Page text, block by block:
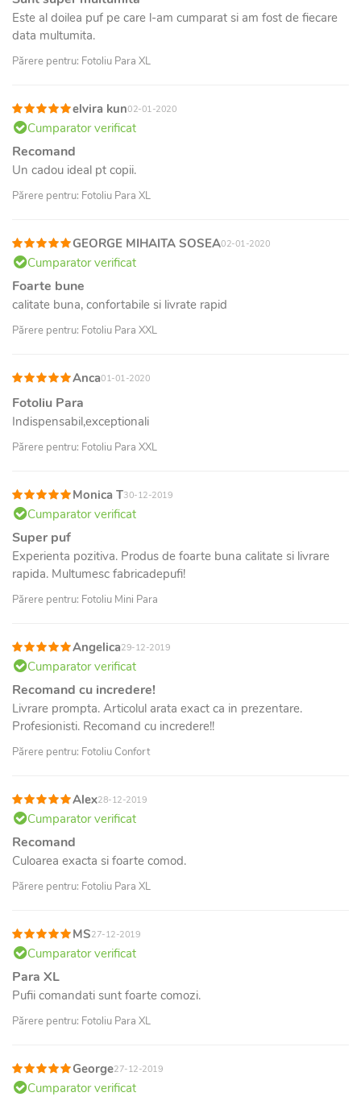
Este al doilea puf pe care l-am cumparat si am fost de fiecare
data multumita.
Părere pentru: Fotoliu Para XL
elvira kun02-01-2020
Cumparator verificat
Recomand
Un cadou ideal pt copii.
Părere pentru: Fotoliu Para XL
GEORGE MIHAITA SOSEA02-01-2020
Cumparator verificat
Foarte bune
calitate buna, confortabile si livrate rapid
Părere pentru: Fotoliu Para XXL
Anca01-01-2020
Fotoliu Para
Indispensabil,exceptionali
Părere pentru: Fotoliu Para XXL
Monica T30-12-2019
Cumparator verificat
Super puf
Experienta pozitiva. Produs de foarte buna calitate si livrare
rapida. Multumesc fabricadepufi!
Părere pentru: Fotoliu Mini Para
Angelica29-12-2019
Cumparator verificat
Recomand cu incredere!
Livrare prompta. Articolul arata exact ca in prezentare.
Profesionisti. Recomand cu incredere!!
Părere pentru: Fotoliu Confort
Alex28-12-2019
Cumparator verificat
Recomand
Culoarea exacta si foarte comod.
Părere pentru: Fotoliu Para XL
MS27-12-2019
Cumparator verificat
Para XL
Pufii comandati sunt foarte comozi.
Părere pentru: Fotoliu Para XL
George27-12-2019
Cumparator verificat